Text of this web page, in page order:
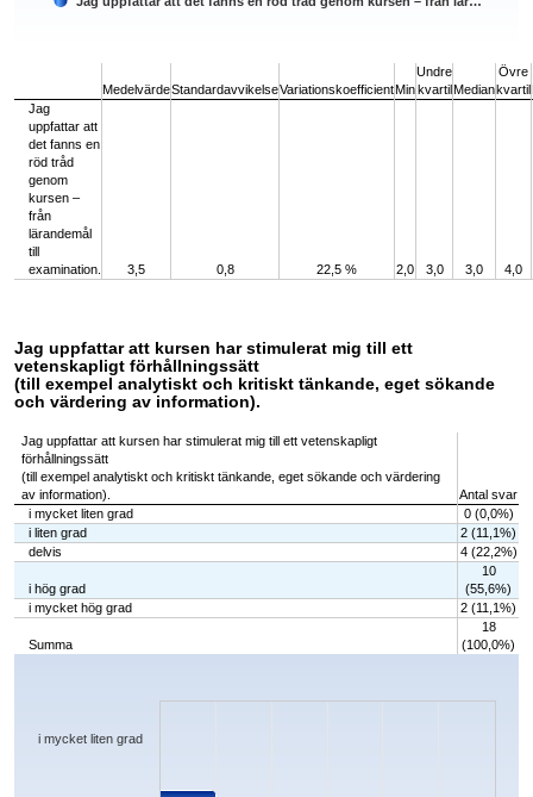
MedelvärdeStandardavvikelseVariationskoefficientMin
Undre
kvartilMedian
Övre
kvartil
Jag
uppfattar att
det fanns en
röd tråd
genom
kursen –
från
lärandemål
till
examination.
3,5 0,8 22,5 % 2,0 3,0 3,0 4,0
Jag uppfattar att kursen har stimulerat mig till ett
vetenskapligt förhållningssätt
(till exempel analytiskt och kritiskt tänkande, eget sökande
och värdering av information).
Jag uppfattar att kursen har stimulerat mig till ett vetenskapligt
förhållningssätt
(till exempel analytiskt och kritiskt tänkande, eget sökande och värdering
av information).
Antal svar
i mycket liten grad
0 (0,0%)
i liten grad
2 (11,1%)
delvis
4 (22,2%)
i hög grad
10
(55,6%)
i mycket hög grad
2 (11,1%)
Summa
18
(100,0%)
Chart
The chart has 1 X axis displaying categories.
i mycket liten grad